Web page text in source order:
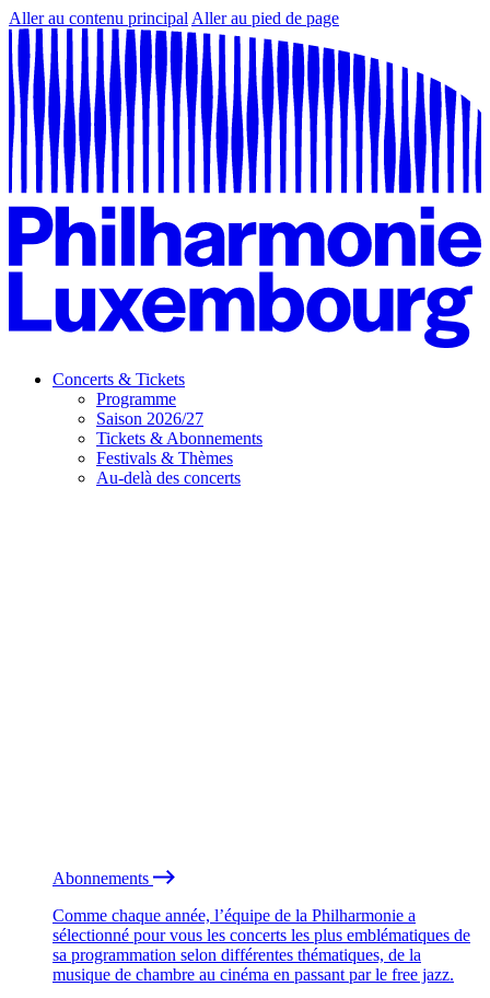
Aller au contenu principal Aller au pied de page
Concerts & Tickets
Programme
Saison 2026/27
Tickets & Abonnements
Festivals & Thèmes
Au-delà des concerts
Abonnements
Comme chaque année, l’équipe de la Philharmonie a
sélectionné pour vous les concerts les plus emblématiques de
sa programmation selon différentes thématiques, de la
musique de chambre au cinéma en passant par le free jazz.